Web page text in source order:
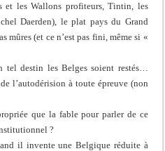
et les Wallons profiteurs, Tintin, les
Daerden), le plat pays du Grand
mûres (et ce n’est pas fini, même si «
tel destin les Belges soient restés…
l’autodérision à toute épreuve (non
que la fable pour parler de ce
?
il invente une Belgique réduite à